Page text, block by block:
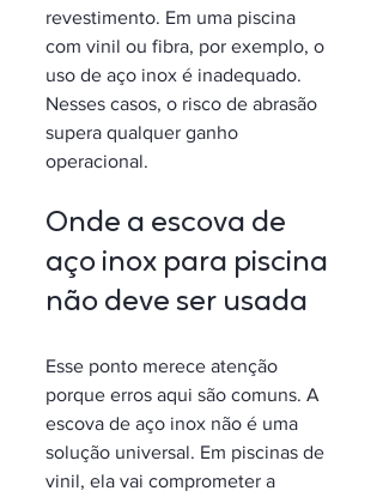
revestimento. Em uma piscina
com vinil ou fibra, por exemplo, o
uso de aço inox é inadequado.
Nesses casos, o risco de abrasão
supera qualquer ganho
operacional.
Onde a escova de
aço inox para piscina
não deve ser usada
Esse ponto merece atenção
porque erros aqui são comuns. A
escova de aço inox não é uma
solução universal. Em piscinas de
vinil, ela vai comprometer a